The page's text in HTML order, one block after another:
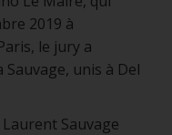
2019 à
le jury a
unis à Del
Sauvage